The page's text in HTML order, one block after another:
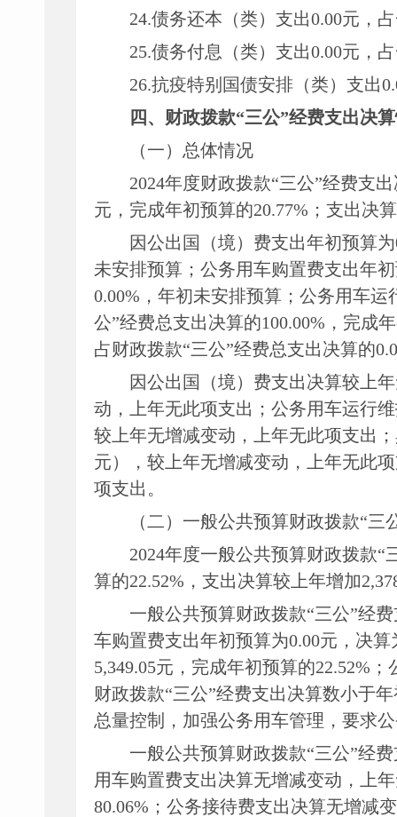
24.债务还本（类）支出0.00元 ，
25.债务付息（类）支出0.00元 ，
26.抗疫特别国债安排（类）支出
四、 财政拨款“三公”经费支出决
（一）总体情况
2024年度财政拨款“三公”经费支
元，完成年初预算的20.77% ；支出决
因公出国（境）费支出年初预算为
未安排预算 ；公务用车购置费支出年初
0.00% ，年初未安排预算 ；公务用车运
公”经费总支出决算的100.00% ，完成
占财政拨款“三公”经费总支出决算的
因公出国（境）费支出决算较上
动 ， 上年无此项支出 ； 公务用车运行
较上年无增减变动 ， 上年无此项支出
元），较上年无增减变动 ，
上年无此
项支出 。
（二） 一般公共预算财政拨款“三
2024年度一般公共预算财政拨款“
算的22.52% ， 支出决算较上年增加2,
一般公共预算财政拨款“三公”经
车购置费支出年初预算为0.00元 ，决算
5,349.05元 ，完成年初预算的22.52%；
财政拨款“三公”经费支出决算数小于年
总量控制，加强公务用车管理，要求
一般公共预算财政拨款“三公”经
用车购置费支出决算无增减变动 ，
上
80.06%；公务接待费支出决算无增减